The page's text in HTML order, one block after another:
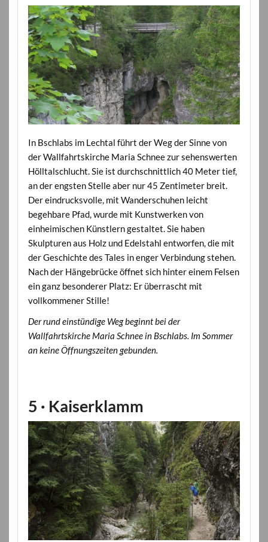
In Bschlabs im Lechtal führt der Weg der Sinne von
der Wallfahrtskirche Maria Schnee zur sehenswerten
Hölltalschlucht. Sie ist durchschnittlich 40 Meter tief,
an der engsten Stelle aber nur 45 Zentimeter breit.
Der eindrucksvolle, mit Wanderschuhen leicht
begehbare Pfad, wurde mit Kunstwerken von
einheimischen Künstlern gestaltet. Sie haben
Skulpturen aus Holz und Edelstahl entworfen, die mit
der Geschichte des Tales in enger Verbindung stehen.
Nach der Hängebrücke öffnet sich hinter einem Felsen
ein ganz besonderer Platz: Er überrascht mit
vollkommener Stille!
Der rund einstündige Weg beginnt bei der
Wallfahrtskirche Maria Schnee in Bschlabs. Im Sommer
an keine Öffnungszeiten gebunden.
5 · Kaiserklamm